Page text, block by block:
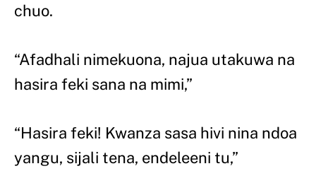
chuo.
“Afadhali nimekuona, najua utakuwa na
hasira feki sana na mimi,”
“Hasira feki! Kwanza sasa hivi nina ndoa
yangu, sijali tena, endeleeni tu,”